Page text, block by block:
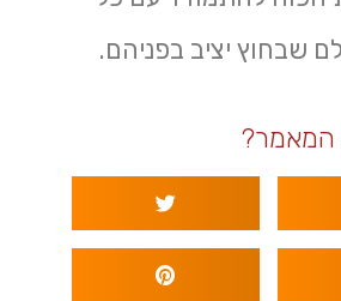
שבחוץ יציב בפניהם.